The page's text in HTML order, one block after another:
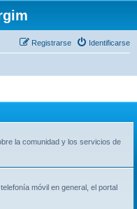
Identificarse
Registrarse
la comunidad y los servicios de
móvil en general, el portal